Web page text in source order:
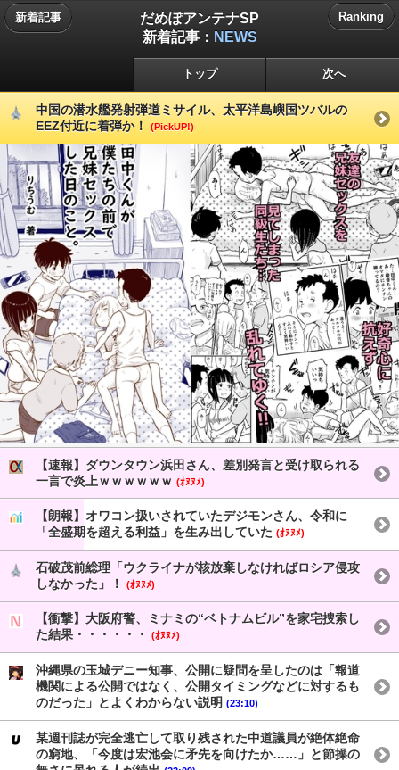
新着記事
だめぽアンテナSP
新着記事： NEWS
Ranking
トップ 次へ
中国の潜水艦発射弾道ミサイル、太平洋島嶼国ツバルの
EEZ付近に着弾か！
(PickUP!)
【速報】ダウンタウン浜田さん、差別発言と受け取られる
一言で炎上ｗｗｗｗｗｗ (ｵﾇﾇﾒ)
【朗報】オワコン扱いされていたデジモンさん、令和に
「全盛期を超える利益」を生み出していた (ｵﾇﾇﾒ)
石破茂前総理「ウクライナが核放棄しなければロシア侵攻
しなかった」！
(ｵﾇﾇﾒ)
【衝撃】大阪府警、ミナミの“ベトナムビル”を家宅捜索し
た結果・・・・・・
(ｵﾇﾇﾒ)
沖縄県の玉城デニー知事、公開に疑問を呈したのは「報道
機関による公開ではなく、公開タイミングなどに対するも
のだった」とよくわからない説明 (23:10)
某週刊誌が完全逃亡して取り残された中道議員が絶体絶命
の窮地、「今度は宏池会に矛先を向けたか……」と節操の